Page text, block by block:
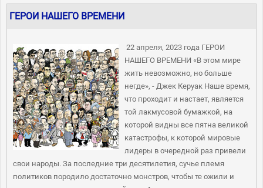
ГЕРОИ НАШЕГО ВРЕМЕНИ
22 апреля, 2023 года ГЕРОИ
НАШЕГО ВРЕМЕНИ «В этом мире
жить невозможно, но больше
негде», - Джек Керуак Наше время,
что проходит и настает, является
той лакмусовой бумажкой, на
которой видны все пятна великой
катастрофы, к которой мировые
лидеры в очередной раз привели
свои народы. За последние три десятилетия, сучье племя
политиков породило достаточно монстров, чтобы те ожили и